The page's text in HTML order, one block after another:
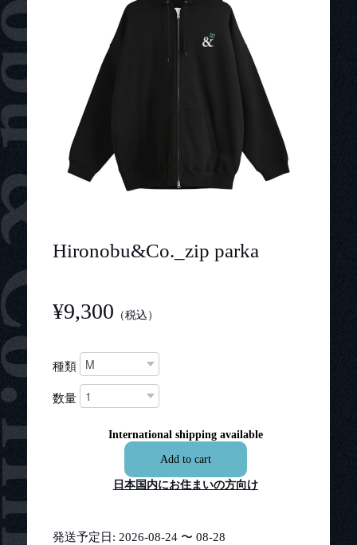
Hironobu&Co._zip parka
¥9,300 （税込）
種類
数量
International shipping available
Add to cart
日本国内にお住まいの方向け
発送予定日: 2026-08-24 〜 08-28